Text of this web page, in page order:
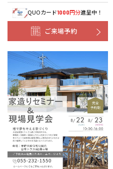
QUOカード1000円分進呈中！
ご来場予約